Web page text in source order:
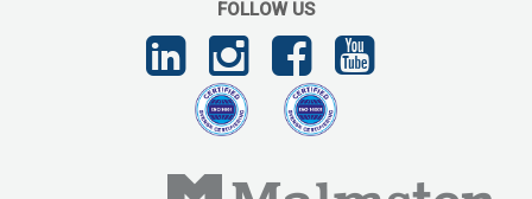
FOLLOW US